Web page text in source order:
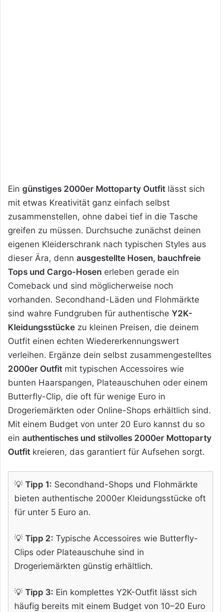
Ein günstiges 2000er Mottoparty Outfit lässt sich
mit etwas Kreativität ganz einfach selbst
zusammenstellen, ohne dabei tief in die Tasche
greifen zu müssen. Durchsuche zunächst deinen
eigenen Kleiderschrank nach typischen Styles aus
dieser Ära, denn ausgestellte Hosen, bauchfreie
Tops und Cargo-Hosen erleben gerade ein
Comeback und sind möglicherweise noch
vorhanden. Secondhand-Läden und Flohmärkte
sind wahre Fundgruben für authentische Y2K-
Kleidungsstücke zu kleinen Preisen, die deinem
Outfit einen echten Wiedererkennungswert
verleihen. Ergänze dein selbst zusammengestelltes
2000er Outfit mit typischen Accessoires wie
bunten Haarspangen, Plateauschuhen oder einem
Butterfly-Clip, die oft für wenige Euro in
Drogeriemärkten oder Online-Shops erhältlich sind.
Mit einem Budget von unter 20 Euro kannst du so
ein authentisches und stilvolles 2000er Mottoparty
Outfit kreieren, das garantiert für Aufsehen sorgt.
💡 Tipp 1: Secondhand-Shops und Flohmärkte
bieten authentische 2000er Kleidungsstücke oft
für unter 5 Euro an.
💡 Tipp 2: Typische Accessoires wie Butterfly-
Clips oder Plateauschuhe sind in
Drogeriemärkten günstig erhältlich.
💡 Tipp 3: Ein komplettes Y2K-Outfit lässt sich
häufig bereits mit einem Budget von 10–20 Euro